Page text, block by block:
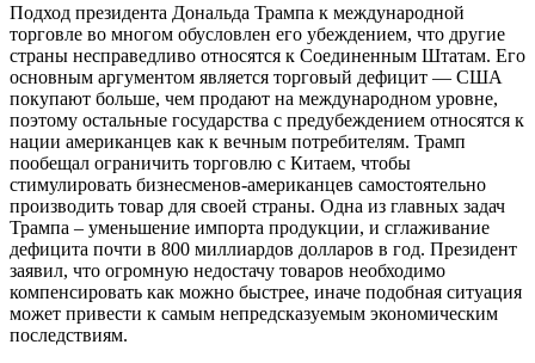
Подход президента Дональда Трампа к международной
торговле во многом обусловлен его убеждением, что другие
страны несправедливо относятся к Соединенным Штатам. Его
основным аргументом является торговый дефицит — США
покупают больше, чем продают на международном уровне,
поэтому остальные государства с предубеждением относятся к
нации американцев как к вечным потребителям. Трамп
пообещал ограничить торговлю с Китаем, чтобы
стимулировать бизнесменов-американцев самостоятельно
производить товар для своей страны. Одна из главных задач
Трампа – уменьшение импорта продукции, и сглаживание
дефицита почти в 800 миллиардов долларов в год. Президент
заявил, что огромную недостачу товаров необходимо
компенсировать как можно быстрее, иначе подобная ситуация
может привести к самым непредсказуемым экономическим
последствиям.